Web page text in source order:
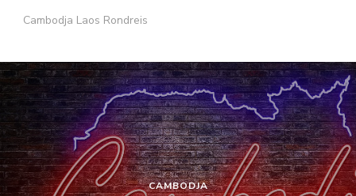
Cambodja Laos Rondreis
CAMBODJA